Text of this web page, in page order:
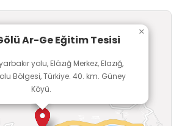
geliştirmeye uygun bir
ortamıdır. Göl çevresi ve açık
öğrenciler, teorik
gözlem ve deneyim yoluyla
bulur.
Ar-Ge Eğitim Tesisi
yolu, Elâzığ Merkez, Elazığ,
Bölgesi, Türkiye. 40. km. Güney
Köyü.
×